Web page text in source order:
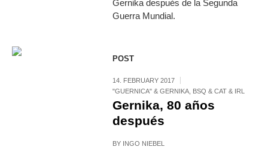
Gernika después de la Segunda
Guerra Mundial.
POST
14. FEBRUARY 2017
"GUERNICA" & GERNIKA BSQ & CAT & IRL
Gernika, 80 años
después
BY INGO NIEBEL